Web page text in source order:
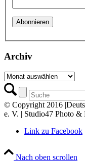
Archiv
Archiv
© Copyright 2016
e. V. | Studio47 Photo &
Link zu Facebook
Nach oben scrollen